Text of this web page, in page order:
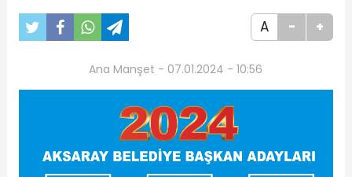
A - +
Ana Manşet - 07.01.2024 - 10:56